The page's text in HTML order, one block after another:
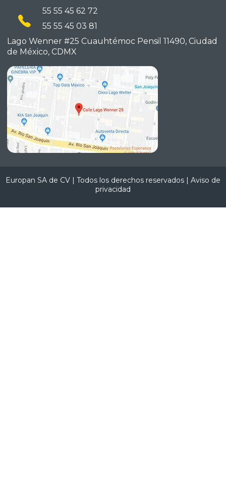
55 55 45 62 72
55 55 45 03 81
Lago Wenner #25 Cuauhtémoc Pensil 11490, Ciudad
de México, CDMX
Europan SA de CV | Todos los derechos reservados | Aviso de
privacidad